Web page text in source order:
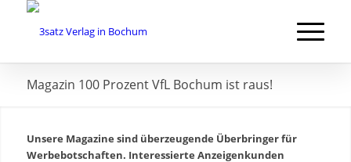
Magazin 100 Prozent VfL Bochum ist raus!
Unsere Magazine sind überzeugende Überbringer für
Werbebotschaften. Interessierte Anzeigenkunden